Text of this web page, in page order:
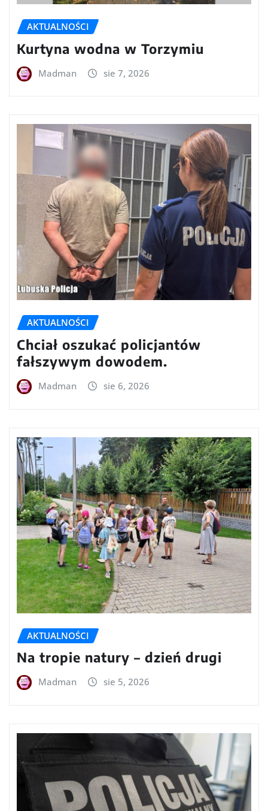
AKTUALNOŚCI
Kurtyna wodna w Torzymiu
Madman sie 7, 2026
AKTUALNOŚCI
Chciał oszukać policjantów
fałszywym dowodem.
Madman sie 6, 2026
AKTUALNOŚCI
Na tropie natury – dzień drugi
Madman sie 5, 2026